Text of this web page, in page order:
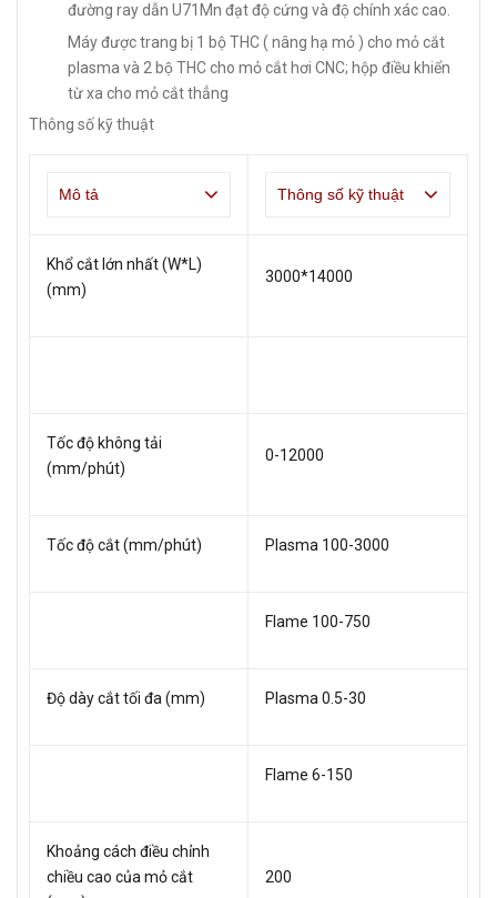
đường ray dẫn U71Mn đạt độ cứng và độ chính xác cao.
Máy được trang bị 1 bộ THC ( nâng hạ mỏ ) cho mỏ cắt
plasma và 2 bộ THC cho mỏ cắt hơi CNC; hộp điều khiển
từ xa cho mỏ cắt thẳng
Thông số kỹ thuật
Mô tả Thông số kỹ thuật
Khổ cắt lớn nhất (W*L)
(mm)
3000*14000
Tốc độ không tải
(mm/phút)
0-12000
Tốc độ cắt (mm/phút) Plasma 100-3000
Flame 100-750
Độ dày cắt tối đa (mm) Plasma 0.5-30
Flame 6-150
Khoảng cách điều chỉnh
chiều cao của mỏ cắt
200